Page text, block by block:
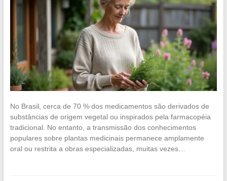
No Brasil, cerca de 70 % dos medicamentos são derivados de
substâncias de origem vegetal ou inspirados pela farmacopéia
tradicional. No entanto, a transmissão dos conhecimentos
populares sobre plantas medicinais permanece amplamente
oral ou restrita a obras especializadas, muitas vezes…